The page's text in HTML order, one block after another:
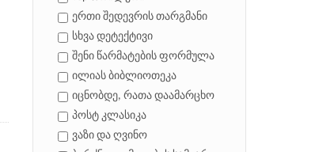
ერთი შედევრის თარგმანი
სხვა დეტექტივი
შენი წარმატების ფორმულა
ილიას ბიბლიოთეკა
იცნობდე, რათა დაამარცხო
პოსტ კლასიკა
ვაზი და ღვინო